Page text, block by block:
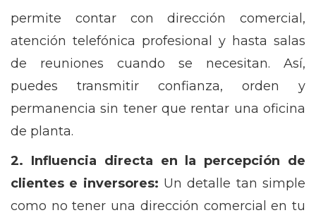
permite contar con dirección comercial,
atención telefónica profesional y hasta salas
de reuniones cuando se necesitan. Así,
puedes transmitir confianza, orden y
permanencia sin tener que rentar una oficina
de planta.
2. Influencia directa en la percepción de
clientes e inversores: Un detalle tan simple
como no tener una dirección comercial en tu